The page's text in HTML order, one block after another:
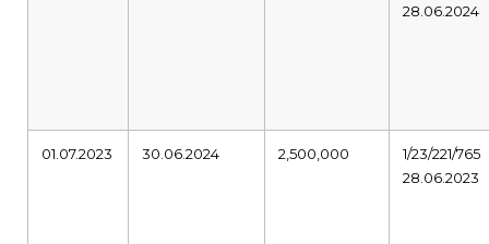
28.06.2024
01.07.2023 30.06.2024 2,500,000
1/23/221/765
28.06.2023